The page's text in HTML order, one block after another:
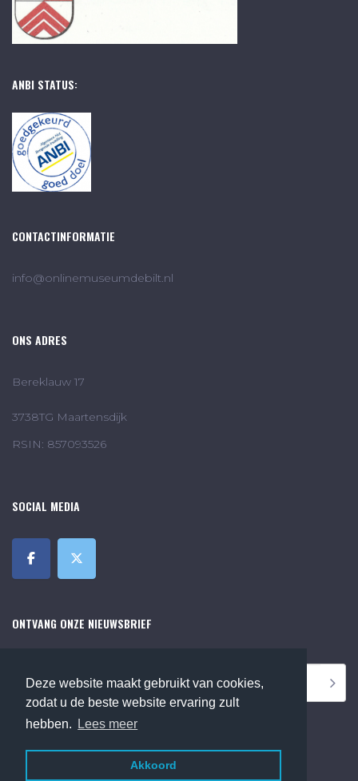
Deze website maakt gebruikt van cookies,
zodat u de beste website ervaring zult
hebben.
Lees meer
Akkoord
ANBI STATUS:
CONTACTINFORMATIE
info@onlinemuseumdebilt.nl
ONS ADRES
Bereklauw 17
3738TG Maartensdijk
RSIN: 857093526
SOCIAL MEDIA
ONTVANG ONZE NIEUWSBRIEF
©2018 Online Museum de Bilt. Alle rechten voorbehouden.